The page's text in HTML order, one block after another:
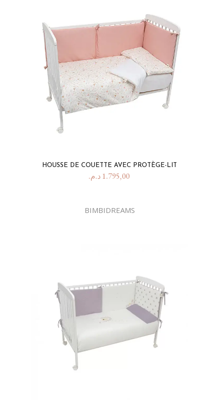
HOUSSE DE COUETTE AVEC PROTÈGE-LIT
1.795,00 د.م.
BIMBIDREAMS